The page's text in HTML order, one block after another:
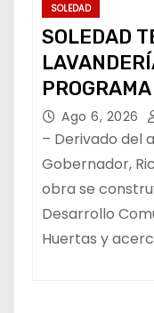
SOLEDAD
SOLEDAD
Ago 6, 2026
– Derivado del
Gobernador,
obra se
Desarrollo
Huertas y